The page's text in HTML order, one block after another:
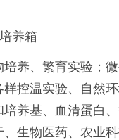
养箱
养、繁育实验；
样控温实验、自然
养基、血清蛋白
生物医药、农业